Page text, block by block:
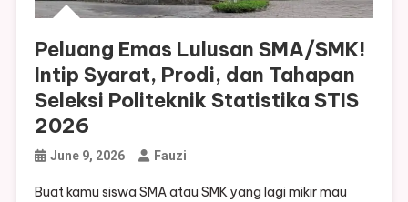
Peluang Emas Lulusan SMA/SMK!
Intip Syarat, Prodi, dan Tahapan
Seleksi Politeknik Statistika STIS
2026
June 9, 2026 Fauzi
Buat kamu siswa SMA atau SMK yang lagi mikir mau